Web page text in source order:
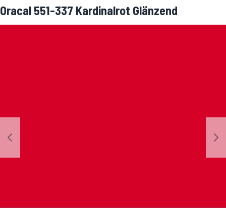
Oracal 551-337 Kardinalrot Glänzend